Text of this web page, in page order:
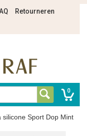
Retourneren
0
silicone Sport Dop Mint